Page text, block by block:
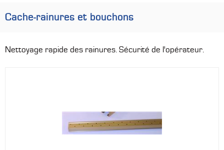
Cache-rainures et bouchons
Nettoyage rapide des rainures. Sécurité de l'opérateur.